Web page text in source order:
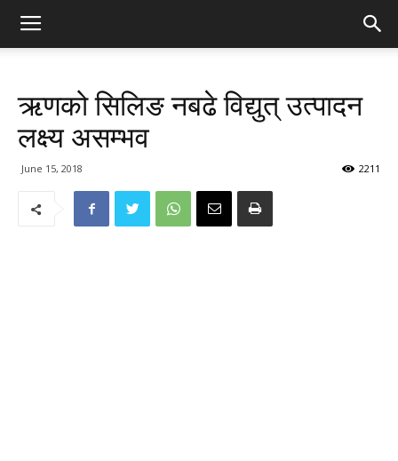
ऋणको सिलिङ नबढे विद्युत् उत्पादन
लक्ष्य असम्भव
June 15, 2018 2211